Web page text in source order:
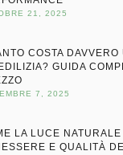
21, 2025
COSTA DAVVERO
GUIDA
7, 2025
LA LUCE
E QUALITÀ